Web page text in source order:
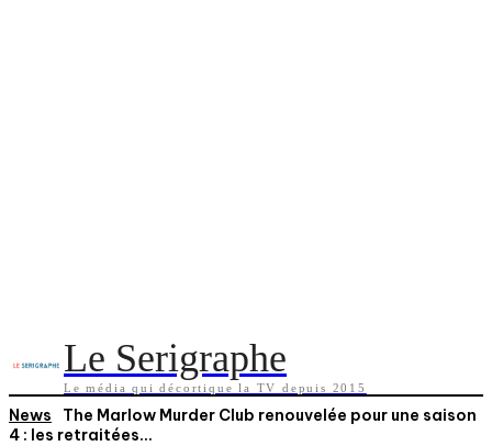
Le Serigraphe
Le média qui décortique la TV depuis 2015
News
The Marlow Murder Club renouvelée pour une saison
4 : les retraitées...